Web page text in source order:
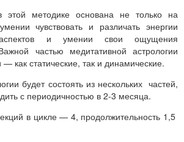
этой методике основана не только на
чувствовать и различать энергии
и умении свои ощущения
частью медитативной астрологии
как статические, так и динамические.
будет состоять из нескольких частей,
с периодичностью в 2-3 месяца.
в цикле — 4, продолжительность 1,5